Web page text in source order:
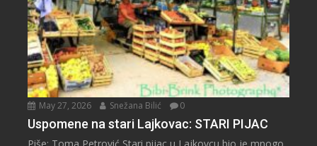
May 27, 2026 Snežana Bilić 0
Uspomene na stari Lajkovac: STARI PIJAC